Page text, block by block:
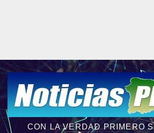
CON LA VERDAD PRIMERO